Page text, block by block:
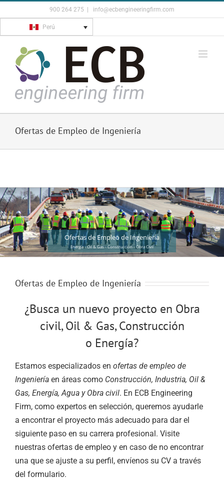
to
content
900 264 275 info@ecbengineeringfirm.com
Perú
Ofertas de Empleo de Ingeniería
Ofertas de Empleo de Ingeniería
Energía - Oil & Gas - Construcción - Obra Civil
Ofertas de Empleo de Ingeniería
¿Busca un nuevo proyecto en Obra
civil, Oil & Gas, Construcción
o Energía?
Estamos especializados en ofertas de empleo de
Ingeniería en áreas como Construcción, Industria, Oil &
Gas, Energía, Agua y Obra civil. En ECB Engineering
Firm, como expertos en selección, queremos ayudarle
a encontrar el proyecto más adecuado para dar el
siguiente paso en su carrera profesional. Visite
nuestras ofertas de empleo y en caso de no encontrar
una que se ajuste a su perfil, envíenos su CV a través
del formulario.